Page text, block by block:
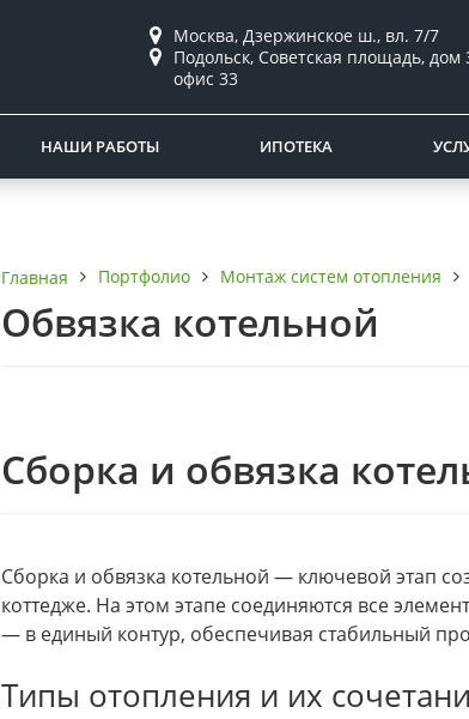
Москва, Дзержинское ш., вл. 7/7
Подольск, Советская площадь, дом
офис 33
НАШИ РАБОТЫ ИПОТЕКА
Главная Портфолио Монтаж систем отопления
Обвязка котельной
Сборка и обвязка
Сборка и обвязка котельной — ключевой этап
коттедже. На этом этапе соединяются все
— в единый контур, обеспечивая стабильный
Типы отопления и их